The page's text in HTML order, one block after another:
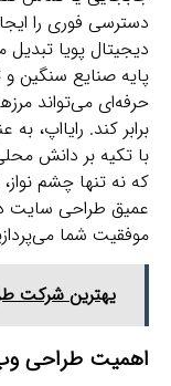
دسترسی فوری را
دیجیتال پویا
پایه صنایع سنگین
حرفه‌ای می‌تواند
برابر کند.
با تکیه بر دانش
که نه تنها چشم‌
عمیق طراحی سایت
موفقیت شما
یهترین شرکت
اهمیت طراحی